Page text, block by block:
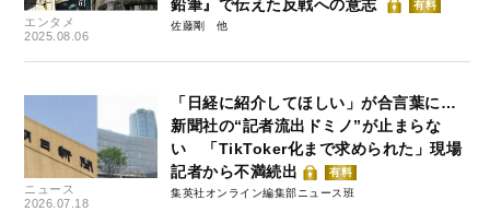
エンタメ
2025.08.06
鉛筆』で伝えた反戦への意志
有料
佐藤剛
ニュース
2026.07.18
「日経に紹介してほしい」が合言葉に…
新聞社の“記者流出ドミノ”が止まらな
い 「TikToker化まで求められた」現場
記者から不満続出
有料
集英社オンライン編集部ニュース班